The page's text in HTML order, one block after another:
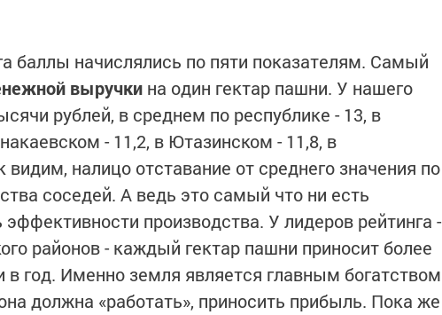
баллы начислялись по пяти показателям. Самый
выручки на один гектар пашни. У нашего
рублей, в среднем по республике - 13, в
- 11,2, в Ютазинском - 11,8, в
видим, налицо отставание от среднего значения по
соседей. А ведь это самый что ни есть
производства. У лидеров рейтинга -
районов - каждый гектар пашни приносит более
в год. Именно земля является главным богатством
должна «работать», приносить прибыль. Пока же